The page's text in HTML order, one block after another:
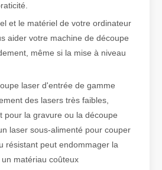
Comment choisir votre partenaire de travail : machine de découpe laser
est une méthode de précision
et le matériel de votre ordinateur
aider votre machine de découpe
même si la mise à niveau
laser d'entrée de gamme
des lasers très faibles,
pour la gravure ou la découpe
laser sous-alimenté pour couper
résistant peut endommager la
matériau coûteux